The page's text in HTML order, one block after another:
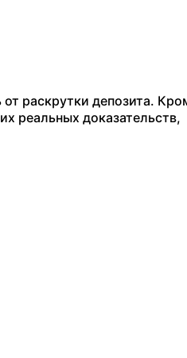
раскрутки депозита.
реальных доказательств,